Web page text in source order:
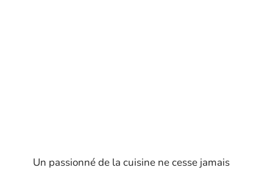
Un passionné de la cuisine ne cesse jamais